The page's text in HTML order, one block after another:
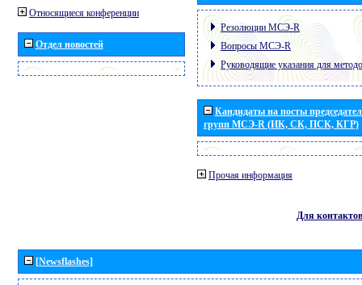
Относящиеся конференции
Отдел новостей
Резолюции МСЭ-R
Вопросы МСЭ-R
Руководящие указания для
Кандидаты на посты
групп МСЭ-R (ИК, СК, ПСК, КГР)
Прочая информация
Для контактов
[Newsflashes]